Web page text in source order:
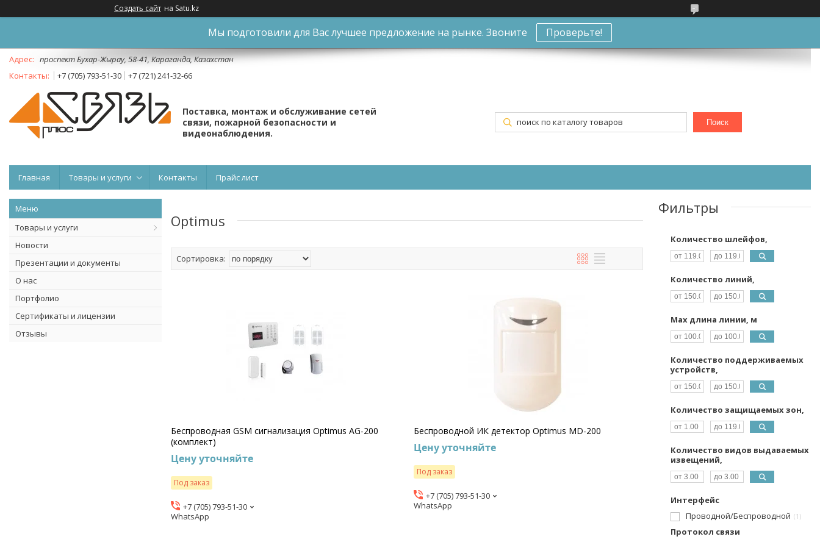
Создать сайт на Satu.kz
Мы подготовили для Вас лучшее предложение на рынке. Звоните Проверьте!
проспект Бухар-Жырау, 58-41, Караганда, Казахстан
+7 (705) 793-51-30
+7 (721) 241-32-66
Поставка, монтаж и обслуживание сетей
связи, пожарной безопасности и
видеонаблюдения.
Поиск
Главная Товары и услуги Контакты Прайс лист
Товары и услуги
Новости
Презентации и документы
О нас
Портфолио
Сертификаты и лицензии
Отзывы
Optimus
Беспроводная GSM сигнализация Optimus AG-200
(комплект)
Цену уточняйте
Под заказ
+7 (705) 793-51-30
WhatsApp
Беспроводной ИК детектор Optimus MD-200
Цену уточняйте
Под заказ
+7 (705) 793-51-30
WhatsApp
Фильтры
Количество шлейфов,
Количество линий,
Max длина линии, м
Количество поддерживаемых
устройств,
Количество защищаемых зон,
Количество видов выдаваемых
извещений,
Интерфейс
Проводной/Беспроводной
1
Протокол связи